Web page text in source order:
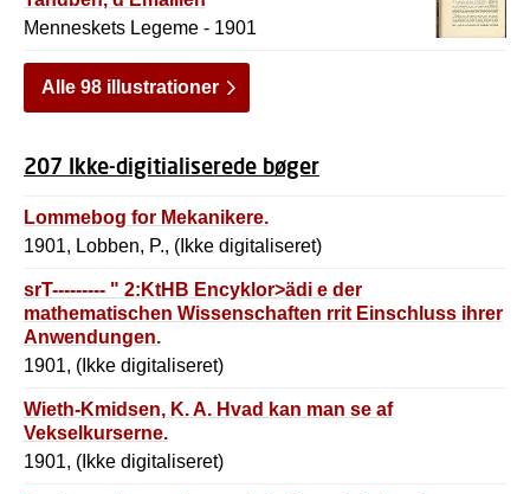
Menneskets Legeme - 1901
Alle 98 illustrationer
207 Ikke-digitialiserede bøger
Lommebog for Mekanikere.
1901, Lobben, P., (Ikke digitaliseret)
srT--------- " 2:KtHB Encyklor>ädi e der
mathematischen Wissenschaften rrit Einschluss ihrer
Anwendungen.
1901, (Ikke digitaliseret)
Wieth-Kmidsen, K. A. Hvad kan man se af
Vekselkurserne.
1901, (Ikke digitaliseret)